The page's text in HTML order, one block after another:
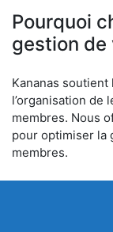
Pourquoi
gestion de
Kananas
l’organisation de
membres. Nous
pour optimiser la
membres.